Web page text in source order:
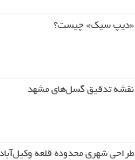
«دیپ سیک» چیست؟
نقشه تدقیق گسل‌های مشهد